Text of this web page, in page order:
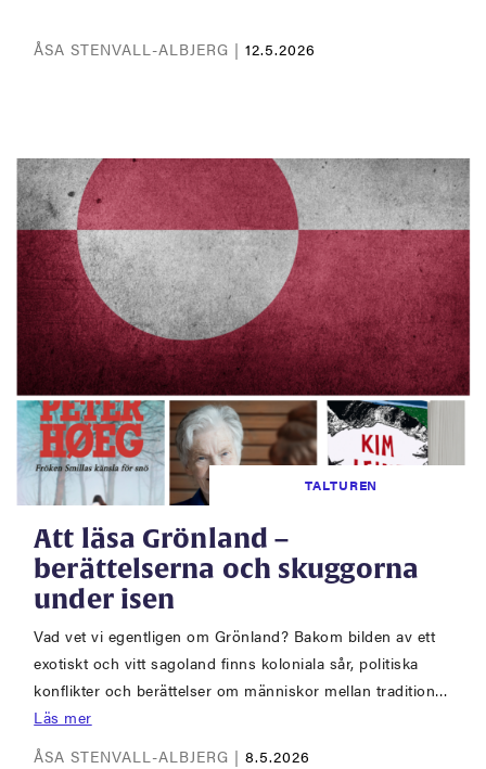
ÅSA STENVALL-ALBJERG |12.5.2026
TALTUREN
Att läsa Grönland –
berättelserna och skuggorna
under isen
Vad vet vi egentligen om Grönland? Bakom bilden av ett
exotiskt och vitt sagoland finns koloniala sår, politiska
konflikter och berättelser om människor mellan tradition…
Läs mer
ÅSA STENVALL-ALBJERG |8.5.2026